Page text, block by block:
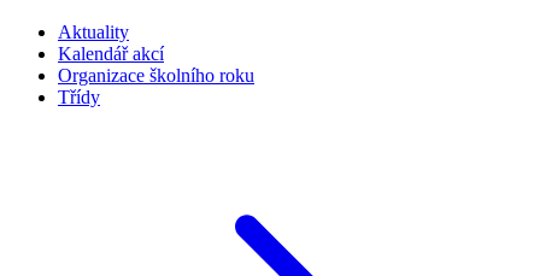
Aktuality
Kalendář akcí
Organizace školního roku
Třídy